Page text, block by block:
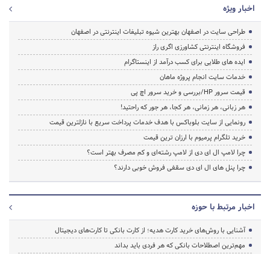
اخبار ویژه
طراحی سایت در اصفهان بهترین شیوه تبلیغات اینترنتی در اصفهان
فروشگاه اینترنتی کشاورزی اگری راز
ایده های طلایی برای کسب درآمد از اینستاگرام
خدمات سایت انجام پروژه ماهان
قیمت سرور HP/بررسی و خرید سرور اچ پی
هر زبانی، هر زمانی، هر کجا، هر جور که راحتید!
رونمایی از سایت بلوباکس با هدف خدمات پرداخت سریع با نازلترین قیمت
خرید تلگرام پرمیوم با ارزان ترین قیمت
چرا لامپ ال ای دی از لامپ رشته‌ای و کم مصرف بهتر است؟
چرا پنل های ال ای دی سقفی فروش خوبی دارند؟
اخبار مرتبط با حوزه
آشنایی با روش‌های خرید کارت هدیه؛ از کارت بانکی تا کارت‌های دیجیتال
مهم‌ترین اصطلاحات بانکی که هر فردی باید بداند